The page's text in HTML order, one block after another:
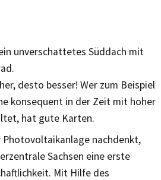
unverschattetes Süddach mit
desto besser! Wer zum Beispiel
konsequent in der Zeit mit hoher
hat gute Karten.
Photovoltaikanlage nachdenkt,
Sachsen eine erste
Mit Hilfe des